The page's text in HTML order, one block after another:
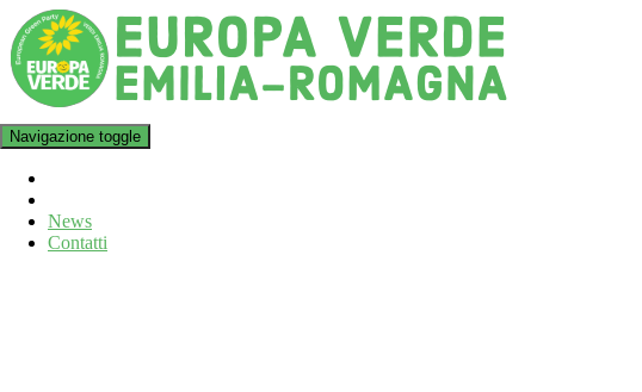
Navigazione toggle
News
Contatti